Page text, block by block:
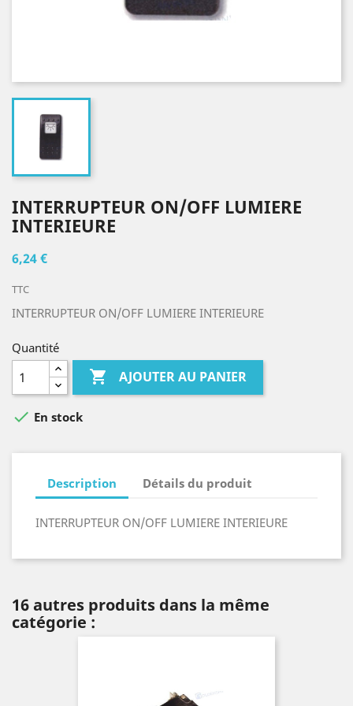
INTERRUPTEUR ON/OFF LUMIERE
INTERIEURE
6,24 €
TTC
INTERRUPTEUR ON/OFF LUMIERE INTERIEURE
Quantité
 AJOUTER AU PANIER
 En stock
Description Détails du produit
INTERRUPTEUR ON/OFF LUMIERE INTERIEURE
16 autres produits dans la même
catégorie :